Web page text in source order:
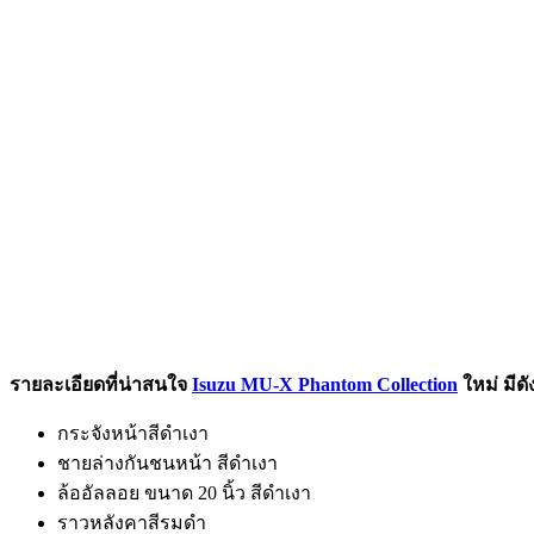
รายละเอียดที่น่าสนใจ Isuzu MU-X Phantom Collection ใหม่ มีดั
กระจังหน้าสีดำเงา
ชายล่างกันชนหน้า สีดำเงา
ล้ออัลลอย ขนาด 20 นิ้ว สีดำเงา
ราวหลังคาสีรมดำ